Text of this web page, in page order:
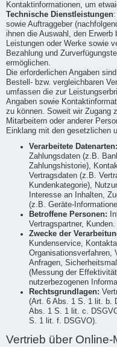
Kontaktinformationen, um
Technische Dienstleistungen
sowie Auftraggeber
ihnen die Auswahl, den Erwerb
Leistungen oder Werke sowie
Bezahlung und
ermöglichen.
Die erforderlichen Angaben
Bestell- bzw. vergleichbaren
umfassen die zur
Angaben sowie
zu können. Soweit wir Zugang
Mitarbeitern oder anderer
Einklang mit den gesetzlichen
Verarbeitete Datenarten:
Zahlungsdaten (z.B.
Zahlungshistorie),
Vertragsdaten (z.B.
Kundenkategorie),
Interesse an Inhalten,
(z.B. Geräte-
Betroffene Personen:
Vertragspartner, Kunden.
Zwecke der
Kundenservice,
Organisationsverfahren,
Anfragen,
(Messung der
nutzerbezogenen
Rechtsgrundlagen:
(Art. 6 Abs. 1 S. 1 lit. b.
Abs. 1 S. 1 lit. c.
S. 1 lit. f. DSGVO).
Vertrieb über